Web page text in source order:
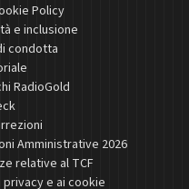
Policy
e inclusione
condotta
RadioGold
Amministrative 2026
relative al TCF
e ai cookie